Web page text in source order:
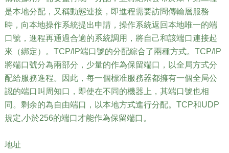
是本地分配，又稱動態連接，即進程需要訪問傳輸層服務
時，向本地操作系統提出申請，操作系統返回本地唯一的端
口號，進程再通過合適的系統調用，將自己和該端口連接起
來（綁定）。TCP/IP端口號的分配綜合了兩種方式。TCP/IP
將端口號分為兩部分，少量的作為保留端口，以全局方式分
配給服務進程。因此，每一個標准服務器都擁有一個全局公
認的端口叫周知口，即使在不同的機器上，其端口號也相
同。剩余的為自由端口，以本地方式進行分配。TCP和UDP
規定,小於256的端口才能作為保留端口。
地址